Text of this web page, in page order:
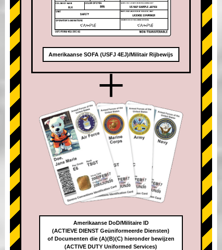
Amerikaanse SOFA (USFJ 4EJ)/Militair Rijbewijs
+
Amerikaanse DoD/Militaire ID
(ACTIEVE DIENST Geüniformeerde Diensten)
of Documenten die (A)(B)(C) hieronder bewijzen
(ACTIVE DUTY Uniformed Services)